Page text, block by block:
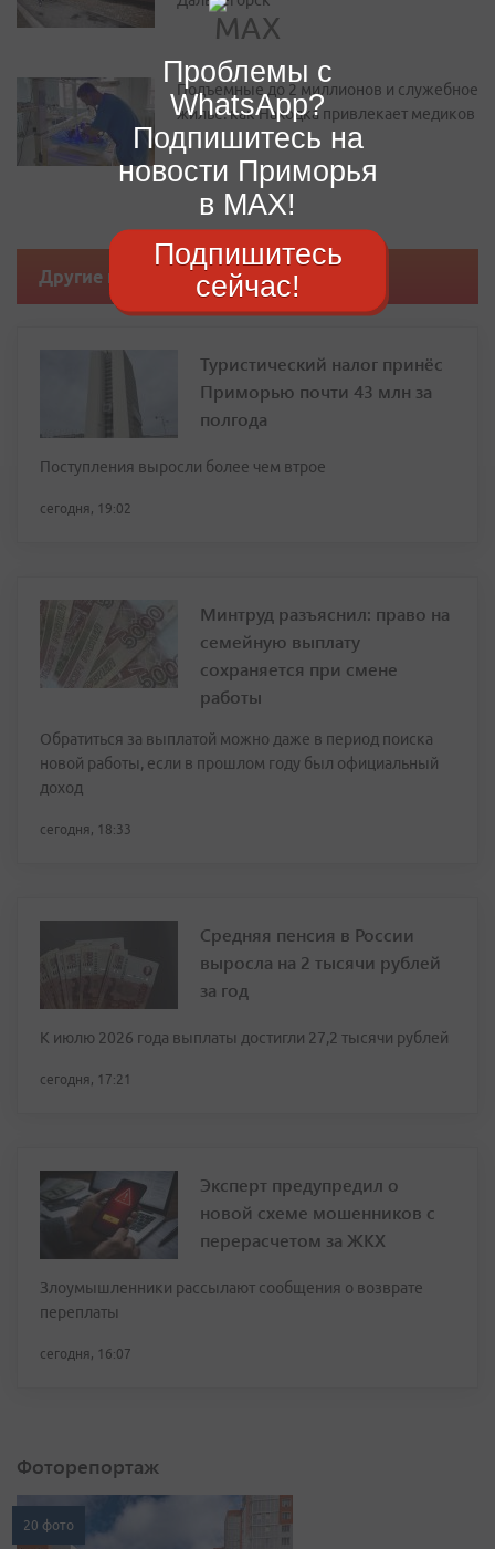
Подъемные до 2 миллионов и служебное
жилье: как Находка привлекает медиков
Другие новости
Туристический налог принёс
Приморью почти 43 млн за
полгода
Поступления выросли более чем втрое
сегодня, 19:02
Минтруд разъяснил: право на
семейную выплату
сохраняется при смене
работы
Обратиться за выплатой можно даже в период поиска
новой работы, если в прошлом году был официальный
доход
сегодня, 18:33
Средняя пенсия в России
выросла на 2 тысячи рублей
за год
К июлю 2026 года выплаты достигли 27,2 тысячи рублей
сегодня, 17:21
Эксперт предупредил о
новой схеме мошенников с
перерасчетом за ЖКХ
Злоумышленники рассылают сообщения о возврате
переплаты
сегодня, 16:07
Фоторепортаж
20 фото
Проблемы с
WhatsApp?
Подпишитесь на
новости Приморья
в MAX!
Подпишитесь
сейчас!